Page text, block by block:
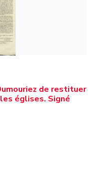
de restituer
églises. Signé